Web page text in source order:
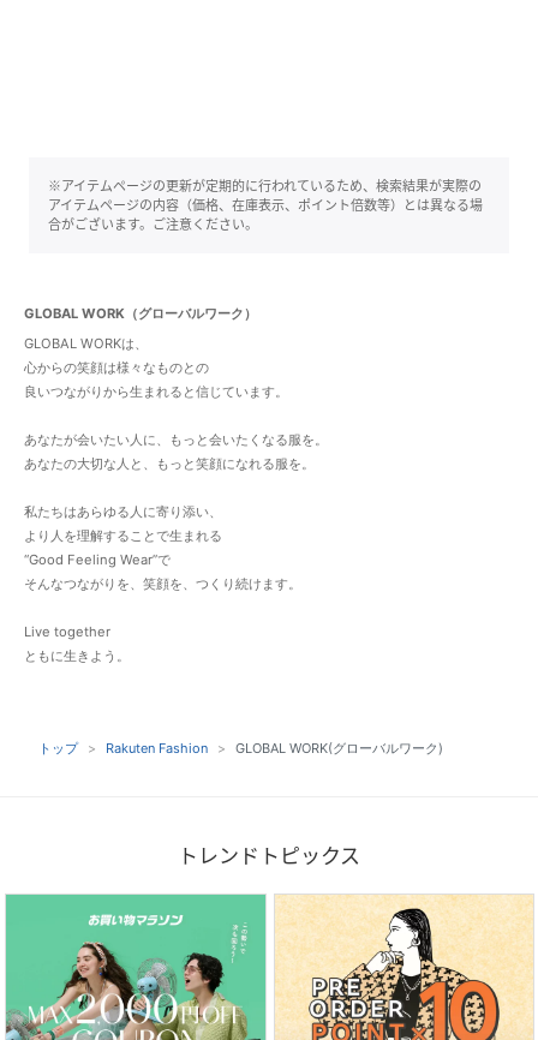
※アイテムページの更新が定期的に行われているため、検索結果が実際の
アイテムページの内容（価格、在庫表示、ポイント倍数等）とは異なる場
合がございます。ご注意ください。
GLOBAL WORK（グローバルワーク）
GLOBAL WORKは、
心からの笑顔は様々なものとの
良いつながりから生まれると信じています。
あなたが会いたい人に、もっと会いたくなる服を。
あなたの大切な人と、もっと笑顔になれる服を。
私たちはあらゆる人に寄り添い、
より人を理解することで生まれる
“Good Feeling Wear”で
そんなつながりを、笑顔を、つくり続けます。
Live together
ともに生きよう。
トップ Rakuten Fashion GLOBAL WORK(グローバルワーク)
トレンドトピックス